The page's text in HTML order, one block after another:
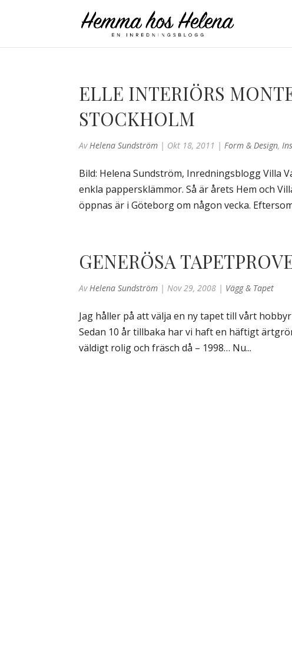
ELLE INTERIÖRS
STOCKHOLM
AvHelena Sundström | Okt 18, 2011 |Form & Design,
Bild: Helena Sundström, Inredningsblogg Villa
enkla pappersklämmor. Så är årets Hem och
öppnas är i Göteborg om någon vecka.
GENERÖSA
AvHelena Sundström |Nov 29, 2008 | Vägg & Tapet
Jag håller på att välja en ny tapet till vårt
Sedan 10 år tillbaka har vi haft en häftigt
väldigt rolig och fräsch då – 1998… Nu...